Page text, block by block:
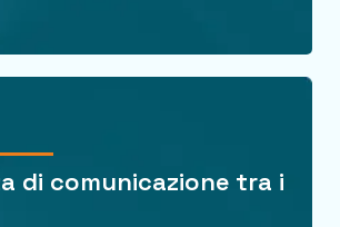
di comunicazione tra i